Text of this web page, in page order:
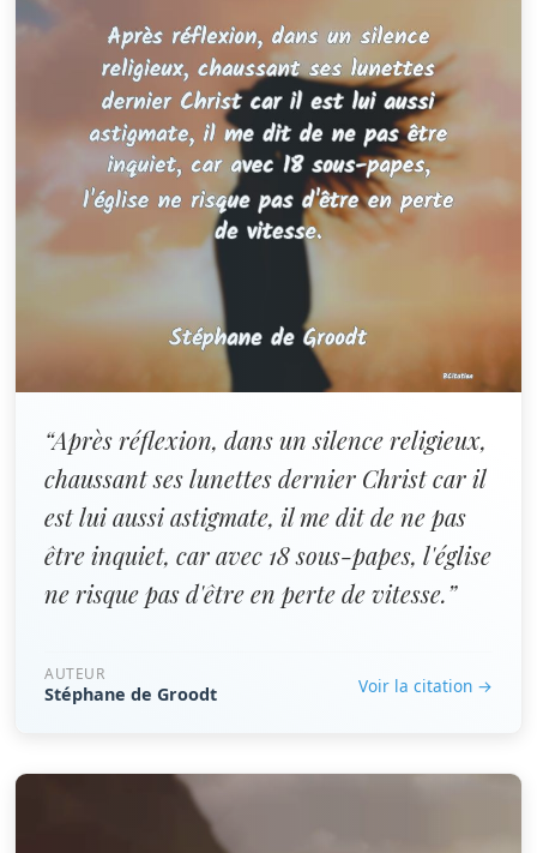
“Après réflexion, dans un silence religieux,
chaussant ses lunettes dernier Christ car il
est lui aussi astigmate, il me dit de ne pas
être inquiet, car avec 18 sous-papes, l'église
ne risque pas d'être en perte de vitesse.”
AUTEUR
Stéphane de Groodt Voir la citation →